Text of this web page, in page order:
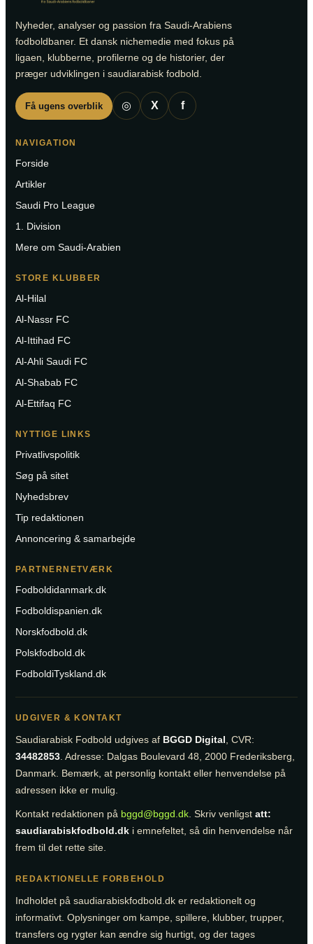
Nyheder, analyser og passion fra Saudi-Arabiens
fodboldbaner. Et dansk nichemedie med fokus på
ligaen, klubberne, profilerne og de historier, der
præger udviklingen i saudiarabisk fodbold.
Få ugens overblik ◎ X f
NAVIGATION
Forside
Artikler
Saudi Pro League
1. Division
Mere om Saudi-Arabien
STORE KLUBBER
Al-Hilal
Al-Nassr FC
Al-Ittihad FC
Al-Ahli Saudi FC
Al-Shabab FC
Al-Ettifaq FC
NYTTIGE LINKS
Privatlivspolitik
Søg på sitet
Nyhedsbrev
Tip redaktionen
Annoncering & samarbejde
PARTNERNETVÆRK
Fodboldidanmark.dk
Fodboldispanien.dk
Norskfodbold.dk
Polskfodbold.dk
FodboldiTyskland.dk
UDGIVER & KONTAKT
Saudiarabisk Fodbold udgives af BGGD Digital, CVR:
34482853. Adresse: Dalgas Boulevard 48, 2000 Frederiksberg,
Danmark. Bemærk, at personlig kontakt eller henvendelse på
adressen ikke er mulig.
Kontakt redaktionen på bggd@bggd.dk. Skriv venligst att:
saudiarabiskfodbold.dk i emnefeltet, så din henvendelse når
frem til det rette site.
REDAKTIONELLE FORBEHOLD
Indholdet på saudiarabiskfodbold.dk er redaktionelt og
informativt. Oplysninger om kampe, spillere, klubber, trupper,
transfers og rygter kan ændre sig hurtigt, og der tages